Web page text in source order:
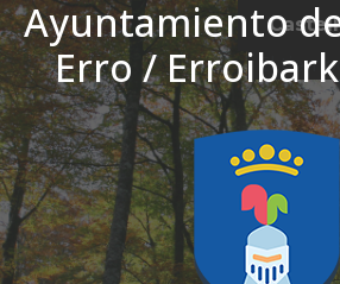
Ayuntamiento
Erro /
Ir al contenido
El